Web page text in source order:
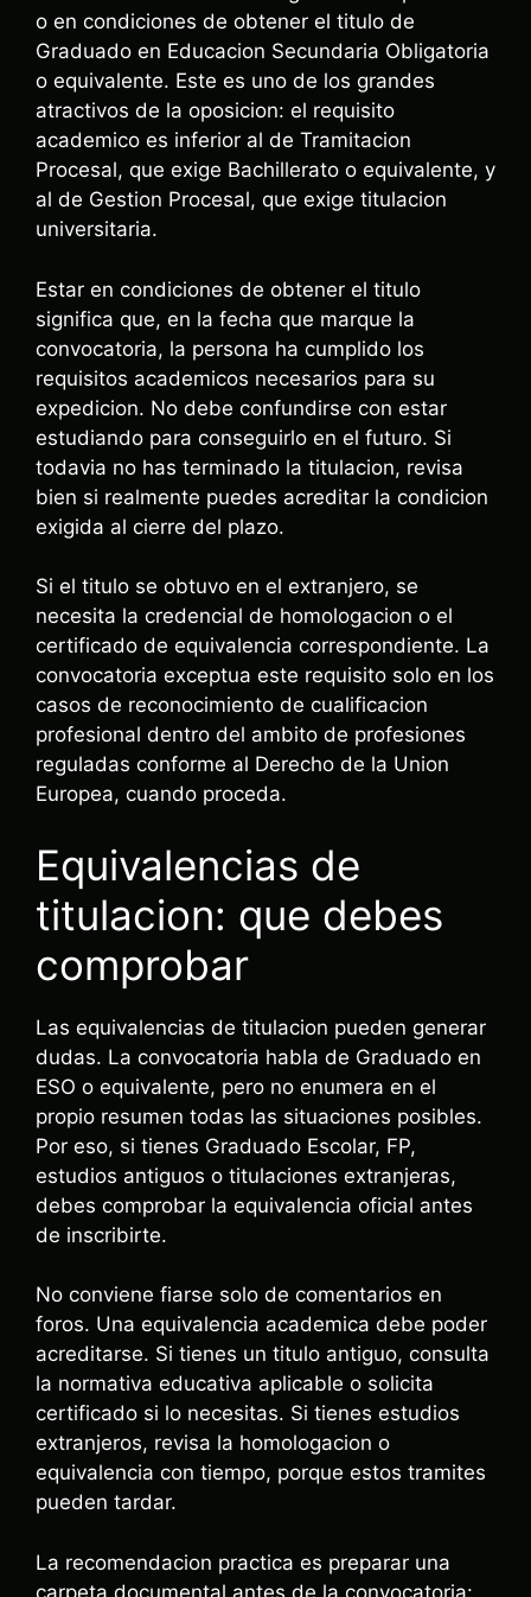
o en condiciones de obtener el titulo de
Graduado en Educacion Secundaria Obligatoria
o equivalente. Este es uno de los grandes
atractivos de la oposicion: el requisito
academico es inferior al de Tramitacion
Procesal, que exige Bachillerato o equivalente, y
al de Gestion Procesal, que exige titulacion
universitaria.
Estar en condiciones de obtener el titulo
significa que, en la fecha que marque la
convocatoria, la persona ha cumplido los
requisitos academicos necesarios para su
expedicion. No debe confundirse con estar
estudiando para conseguirlo en el futuro. Si
todavia no has terminado la titulacion, revisa
bien si realmente puedes acreditar la condicion
exigida al cierre del plazo.
Si el titulo se obtuvo en el extranjero, se
necesita la credencial de homologacion o el
certificado de equivalencia correspondiente. La
convocatoria exceptua este requisito solo en los
casos de reconocimiento de cualificacion
profesional dentro del ambito de profesiones
reguladas conforme al Derecho de la Union
Europea, cuando proceda.
Equivalencias de
titulacion: que debes
comprobar
Las equivalencias de titulacion pueden generar
dudas. La convocatoria habla de Graduado en
ESO o equivalente, pero no enumera en el
propio resumen todas las situaciones posibles.
Por eso, si tienes Graduado Escolar, FP,
estudios antiguos o titulaciones extranjeras,
debes comprobar la equivalencia oficial antes
de inscribirte.
No conviene fiarse solo de comentarios en
foros. Una equivalencia academica debe poder
acreditarse. Si tienes un titulo antiguo, consulta
la normativa educativa aplicable o solicita
certificado si lo necesitas. Si tienes estudios
extranjeros, revisa la homologacion o
equivalencia con tiempo, porque estos tramites
pueden tardar.
La recomendacion practica es preparar una
carpeta documental antes de la convocatoria: